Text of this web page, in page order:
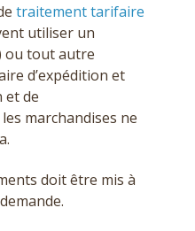
traitement tarifaire
utiliser un
ou tout autre
d’expédition et
et de
marchandises ne
doit être mis à